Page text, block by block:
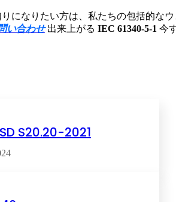
りになりたい方は、私たちの包括的な
い合わせ 出来上がる IEC 61340-5-1 今
S20.20-2021